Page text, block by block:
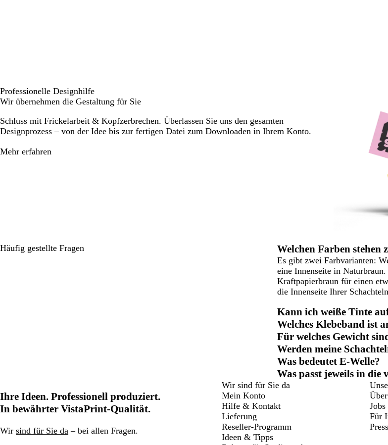
Professionelle Designhilfe
Wir übernehmen die Gestaltung für Sie
Schluss mit Frickelarbeit & Kopfzerbrechen. Überlassen Sie uns den gesamten
Designprozess – von der Idee bis zur fertigen Datei zum Downloaden in Ihrem Konto.
Mehr erfahren
Häufig gestellte Fragen Welchen Farben stehen
Es gibt zwei Farbvarianten:
eine Innenseite in
Kraftpapierbraun für einen
die Innenseite Ihrer
Kann ich weiße Tinte
Welches Klebeband ist
Für welches Gewicht
Werden meine
Was bedeutet E-Welle?
Was passt jeweils in die
Ihre Ideen. Professionell produziert.
In bewährter VistaPrint-Qualität.
Wir sind für Sie da – bei allen Fragen.
Wir sind für Sie da
Mein Konto
Hilfe & Kontakt
Lieferung
Reseller-Programm
Ideen & Tipps
Jobs
Für